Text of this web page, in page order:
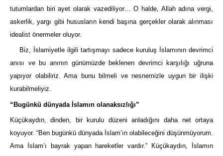
tutumlardan biri ayet olarak vazediliyor… O halde, Allah adına vergi,
askerlik, yargı gibi hususların kendi başına gerçekler olarak alınması
idealist önermeler oluyor.
Biz, İslamiyetle ilgili tartışmayı sadece kuruluş İslamının devrimci
anısı ve bu anının günümüzde beklenen devrimci karşılığı uğruna
yapıyor olabiliriz. Ama bunu bilmeli ve nesnemizle uygun bir ilişki
kurabilmeliyiz.
“Bugünkü dünyada İslamın olanaksızlığı”
Küçükaydın, dinden, bir kurulu düzeni anladığını daha net ortaya
koyuyor. “Ben bugünkü dünyada İslam’ın olabileceğini düşünmüyorum.
Ama İslam’ı bayrak yapan hareketler vardır.” Küçükaydın, İslamın